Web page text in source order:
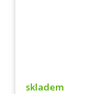
skladem